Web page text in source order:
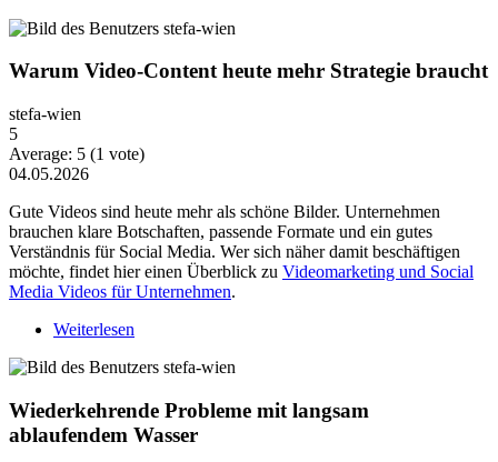
Warum Video-Content heute mehr Strategie braucht
stefa-wien
5
Average: 5 (1 vote)
04.05.2026
Gute Videos sind heute mehr als schöne Bilder. Unternehmen
brauchen klare Botschaften, passende Formate und ein gutes
Verständnis für Social Media. Wer sich näher damit beschäftigen
möchte, findet hier einen Überblick zu Videomarketing und Social
Media Videos für Unternehmen.
Weiterlesen
Wiederkehrende Probleme mit langsam
ablaufendem Wasser